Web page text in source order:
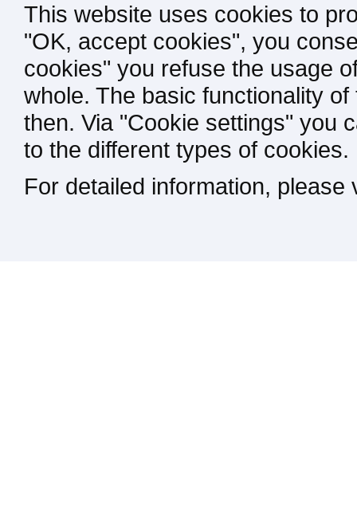
This website uses cookies to
"OK, accept cookies", you
cookies" you refuse the usage
whole. The basic functionality
then. Via "Cookie settings" you
to the different types of cookies.
For detailed information,